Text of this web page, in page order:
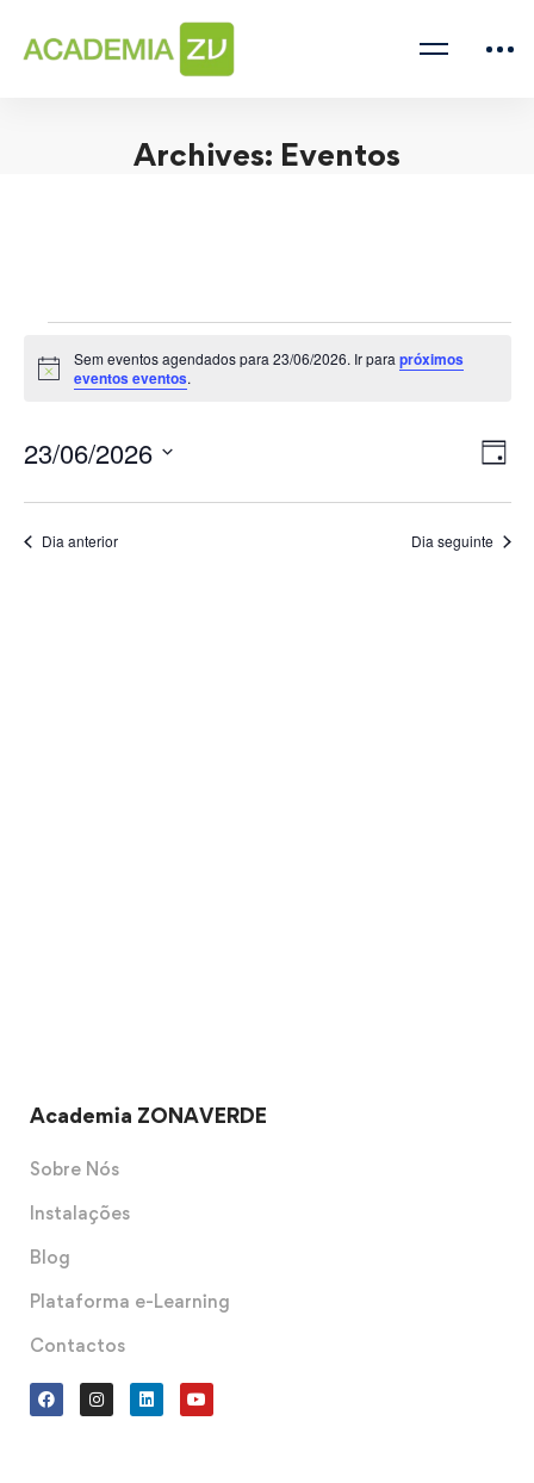
Archives: Eventos
Aviso
Sem eventos agendados para 23/06/2026. Ir para próximos
eventos eventos.
de
de
de
Dia
23/06/2026
Selecione
Dia anterior Dia seguinte
Academia ZONAVERDE
Sobre Nós
Instalações
Blog
Plataforma e-Learning
Contactos